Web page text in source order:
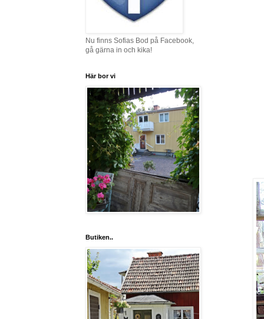
Nu finns Sofias Bod på Facebook,
gå gärna in och kika!
Här bor vi
Butiken..